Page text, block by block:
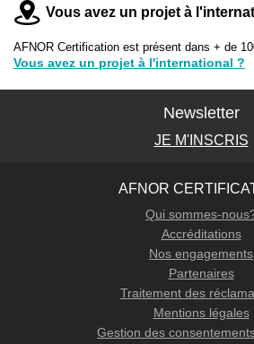
Vous avez un projet à
AFNOR Certification est présent dans + de
Vous avez un projet à l'international ?
Newsletter
JE M'INSCRIS
AFNOR
Qui sommes-
Accréditations
Nos engagements
Partenaires
Traitement des
Mentions légales
Gestion des